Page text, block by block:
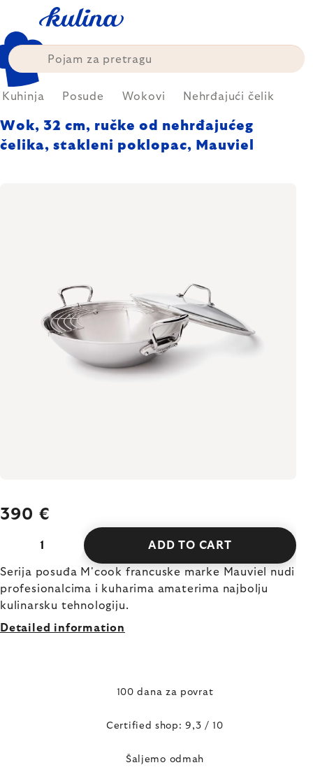
content
Kuhinja Posude Wokovi Nehrđajući čelik
Wok, 32 cm, ručke od nehrđajućeg
čelika, stakleni poklopac, Mauviel
390 €
ADD TO CART
Serija posuđa M'cook francuske marke Mauviel nudi
profesionalcima i kuharima amaterima najbolju
kulinarsku tehnologiju.
Detailed information
100 dana za povrat
Certified shop: 9,3 / 10
Šaljemo odmah